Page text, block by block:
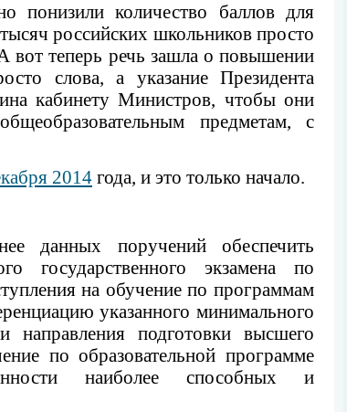
понизили количество баллов для
российских школьников просто
вот теперь речь зашла о повышении
слова, а указание Президента
кабинету Министров, чтобы они
предметам, с
2014 года, и это только начало.
данных поручений обеспечить
государственного экзамена по
на обучение по программам
указанного минимального
направления подготовки высшего
по образовательной программе
наиболее способных и